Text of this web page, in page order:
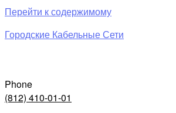
Перейти к содержимому
Городские Кабельные Сети
Phone
(812) 410-01-01